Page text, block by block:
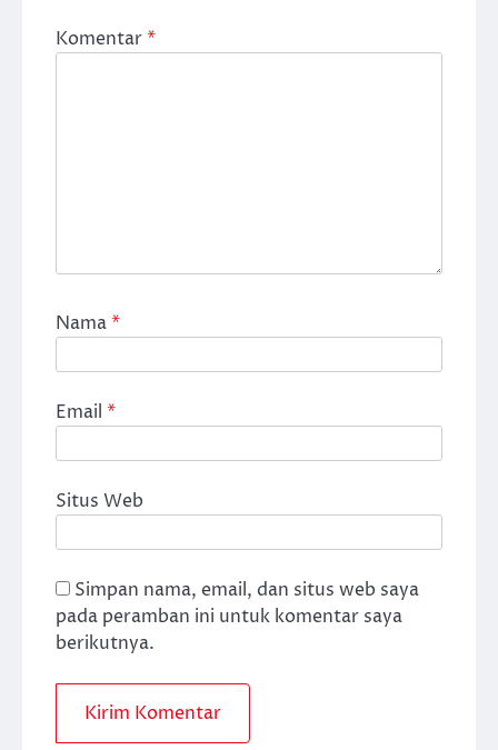
Komentar*
Nama*
Email *
Situs Web
Simpan nama, email, dan situs web saya
pada peramban ini untuk komentar saya
berikutnya.